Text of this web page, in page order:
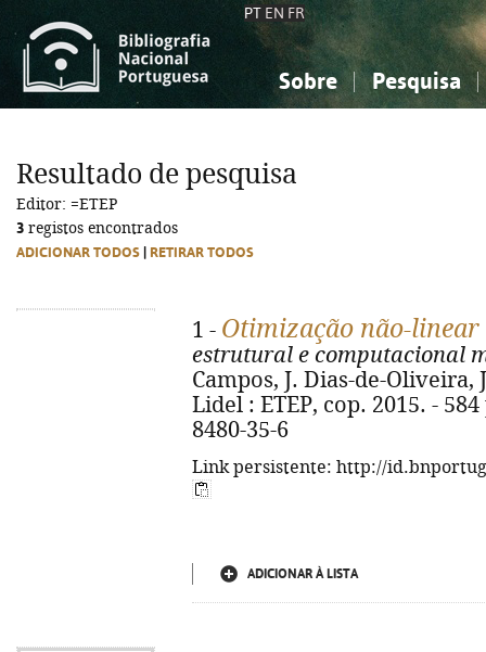
PT EN FR
Sobre Pesquisa
Ciências sociais...
Ciências sociais...
Resultado de pesquisa
Editor: =ETEP
3 registos encontrados
ADICIONAR TODOS RETIRAR TODOS
1 - Otimização não-linear
estrutural e computacional
Campos, J. Dias-de-Oliveira,
Lidel : ETEP, cop. 2015. -
8480-35-6
Link persistente: http://
ADICIONAR À LISTA